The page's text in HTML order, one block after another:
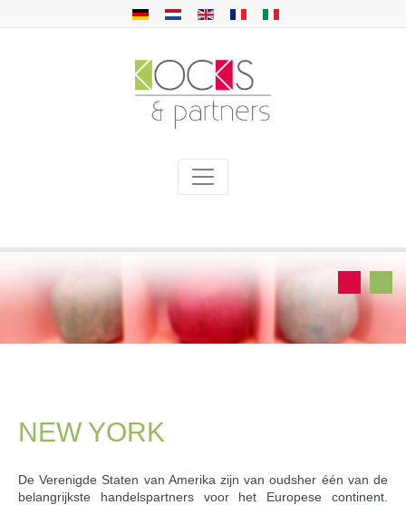
NEW YORK
De Verenigde Staten van Amerika zijn van oudsher één van de
belangrijkste handelspartners voor het Europese continent.